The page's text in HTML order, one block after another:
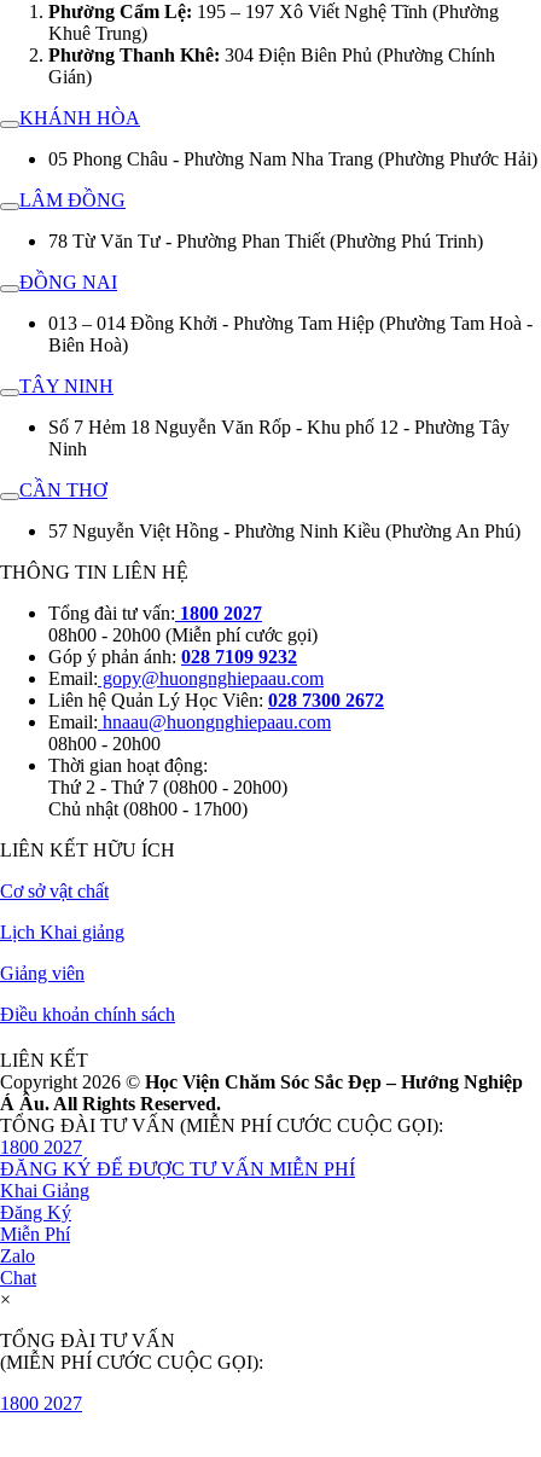
Phường Cẩm Lệ: 195 – 197 Xô Viết Nghệ Tĩnh (Phường
Khuê Trung)
Phường Thanh Khê: 304 Điện Biên Phủ (Phường Chính
Gián)
KHÁNH HÒA
05 Phong Châu - Phường Nam Nha Trang (Phường Phước Hải)
LÂM ĐỒNG
78 Từ Văn Tư - Phường Phan Thiết (Phường Phú Trinh)
ĐỒNG NAI
013 – 014 Đồng Khởi - Phường Tam Hiệp (Phường Tam Hoà -
Biên Hoà)
TÂY NINH
Số 7 Hẻm 18 Nguyễn Văn Rốp - Khu phố 12 - Phường Tây
Ninh
CẦN THƠ
57 Nguyễn Việt Hồng - Phường Ninh Kiều (Phường An Phú)
THÔNG TIN LIÊN HỆ
Tổng đài tư vấn: 1800 2027
08h00 - 20h00 (Miễn phí cước gọi)
Góp ý phản ánh: 028 7109 9232
Email: gopy@huongnghiepaau.com
Liên hệ Quản Lý Học Viên: 028 7300 2672
Email: hnaau@huongnghiepaau.com
08h00 - 20h00
Thời gian hoạt động:
Thứ 2 - Thứ 7 (08h00 - 20h00)
Chủ nhật (08h00 - 17h00)
LIÊN KẾT HỮU ÍCH
Cơ sở vật chất
Lịch Khai giảng
Giảng viên
Điều khoản chính sách
LIÊN KẾT
Copyright 2026 © Học Viện Chăm Sóc Sắc Đẹp – Hướng Nghiệp
Á Âu. All Rights Reserved.
TỔNG ĐÀI TƯ VẤN (MIỄN PHÍ CƯỚC CUỘC GỌI):
1800 2027
ĐĂNG KÝ ĐỂ ĐƯỢC TƯ VẤN MIỄN PHÍ
Khai Giảng
Đăng Ký
Miễn Phí
Zalo
Chat
×
TỔNG ĐÀI TƯ VẤN
(MIỄN PHÍ CƯỚC CUỘC GỌI):
1800 2027